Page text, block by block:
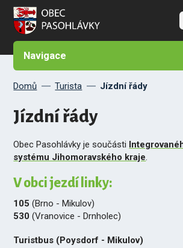
Navigace
Domů Turista Jízdní řády
Jízdní řády
Obec Pasohlávky je součásti
systému Jihomoravského kraje.
V obci jezdí linky:
105 (Brno - Mikulov)
530 (Vranovice - Drnholec)
Turistbus (Poysdorf - Mikulov)